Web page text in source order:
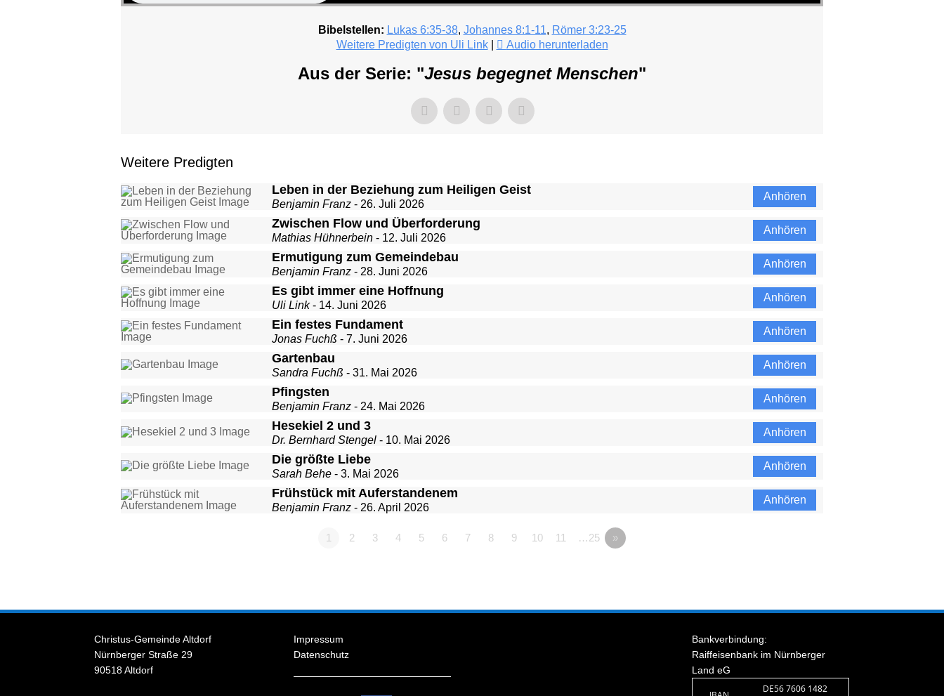
Bibelstellen: Lukas 6:35-38, Johannes 8:1-11, Römer 3:23-25
Weitere Predigten von Uli Link| Audio herunterladen
Aus der Serie: "Jesus begegnet Menschen"
Weitere Predigten
Leben in der Beziehung zum Heiligen Geist
Benjamin Franz - 26. Juli 2026
Anhören
Zwischen Flow und Überforderung
Mathias Hühnerbein - 12. Juli 2026
Anhören
Ermutigung zum Gemeindebau
Benjamin Franz - 28. Juni 2026
Anhören
Es gibt immer eine Hoffnung
Uli Link- 14. Juni 2026
Anhören
Ein festes Fundament
Jonas Fuchß - 7. Juni 2026
Anhören
Gartenbau
Sandra Fuchß - 31. Mai 2026
Anhören
Pfingsten
Benjamin Franz - 24. Mai 2026
Anhören
Hesekiel 2 und 3
Dr. Bernhard Stengel - 10. Mai 2026
Anhören
Die größte Liebe
Sarah Behe - 3. Mai 2026
Anhören
Frühstück mit Auferstandenem
Benjamin Franz - 26. April 2026
Anhören
1 2 3 4 5 6 7 8 9 10 11 …25 »
Christus-Gemeinde Altdorf
Nürnberger Straße 29
90518 Altdorf
Impressum
Datenschutz
Bankverbindung:
Raiffeisenbank im Nürnberger
Land eG
DE56 7606 1482